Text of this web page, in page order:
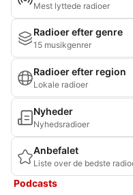
Mest lyttede radioer
Radioer efter genre
15 musikgenrer
Radioer efter region
Lokale radioer
Nyheder
Nyhedsradioer
Anbefalet
Liste over de bedste
Podcasts